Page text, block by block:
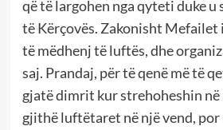
që të largohen nga qyteti duke u
të Kërçovës. Zakonisht Mefailet
të mëdhenj të luftës, dhe
saj. Prandaj, për të qenë më të
gjatë dimrit kur strehoheshin
gjithë luftëtaret në një vend, por